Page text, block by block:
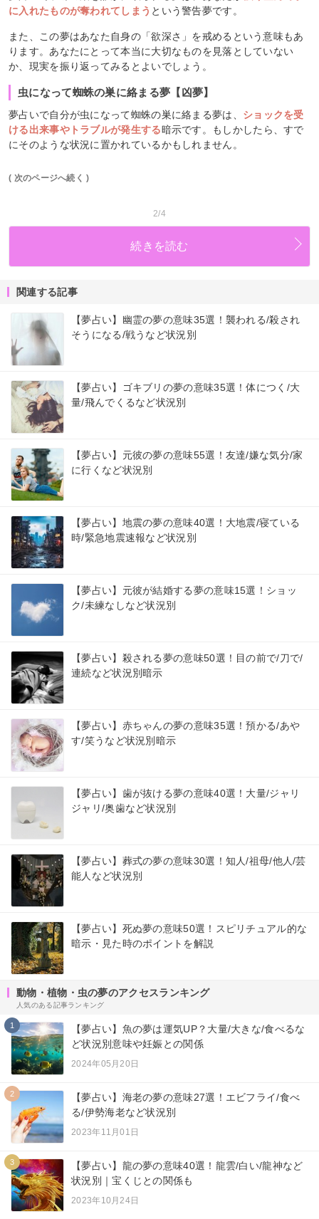
に入れたものが奪われてしまう という警告夢です。
また、この夢はあなた自身の「欲深さ」を戒めるという意味もあ
ります。あなたにとって本当に大切なものを見落としていない
か、現実を振り返ってみるとよいでしょう。
虫になって蜘蛛の巣に絡まる夢【凶夢】
夢占いで自分が虫になって蜘蛛の巣に絡まる夢は、 ショックを受
ける出来事やトラブルが発生する暗示です。もしかしたら、すで
にそのような状況に置かれているかもしれません。
( 次のページへ続く )
2/4
続きを読む
関連する記事
【夢占い】幽霊の夢の意味35選！襲われる/殺され
そうになる/戦うなど状況別
【夢占い】ゴキブリの夢の意味35選！体につく/大
量/飛んでくるなど状況別
【夢占い】元彼の夢の意味55選！友達/嫌な気分/家
に行くなど状況別
【夢占い】地震の夢の意味40選！大地震/寝ている
時/緊急地震速報など状況別
【夢占い】元彼が結婚する夢の意味15選！ショッ
ク/未練なしなど状況別
【夢占い】殺される夢の意味50選！目の前で/刀で/
連続など状況別暗示
【夢占い】赤ちゃんの夢の意味35選！預かる/あや
す/笑うなど状況別暗示
【夢占い】歯が抜ける夢の意味40選！大量/ジャリ
ジャリ/奥歯など状況別
【夢占い】葬式の夢の意味30選！知人/祖母/他人/芸
能人など状況別
【夢占い】死ぬ夢の意味50選！スピリチュアル的な
暗示・見た時のポイントを解説
動物・植物・虫の夢のアクセスランキング
人気のある記事ランキング
1
【夢占い】魚の夢は運気UP？大量/大きな/食べるな
ど状況別意味や妊娠との関係
2024年05月20日
2
【夢占い】海老の夢の意味27選！エビフライ/食べ
る/伊勢海老など状況別
2023年11月01日
3
【夢占い】龍の夢の意味40選！龍雲/白い/龍神など
状況別｜宝くじとの関係も
2023年10月24日